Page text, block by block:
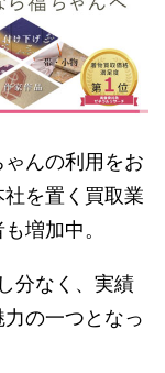
んの利用をお
を置く買取業
増加中。
分なく、実績
の一つとなっ